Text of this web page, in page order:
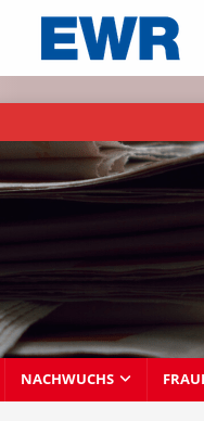
NACHWUCHS